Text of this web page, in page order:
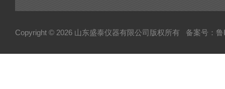
Copyright © 2026 山东盛泰仪器有限公司版权所有 备案号：